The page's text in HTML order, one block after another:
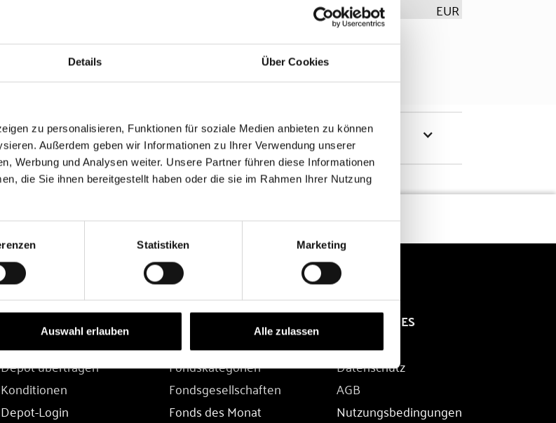
Details Über Cookies
zu personalisieren, Funktionen für soziale Medien anbieten zu können
Außerdem geben wir Informationen zu Ihrer Verwendung unserer
Werbung und Analysen weiter. Unsere Partner führen diese Informationen
die Sie ihnen bereitgestellt haben oder die sie im Rahmen Ihrer Nutzung
Statistiken Marketing
Auswahl erlauben Alle zulassen
EUR
Chancen & Risiken
Fonds FAQ
DEPOT
Depot übertragen
Konditionen
Depot-Login
FONDS
Fondssuche
Fondskategorien
Fondsgesellschaften
Fonds des Monat
RECHTLICHES
Impressum
Datenschutz
AGB
Nutzungsbedingungen